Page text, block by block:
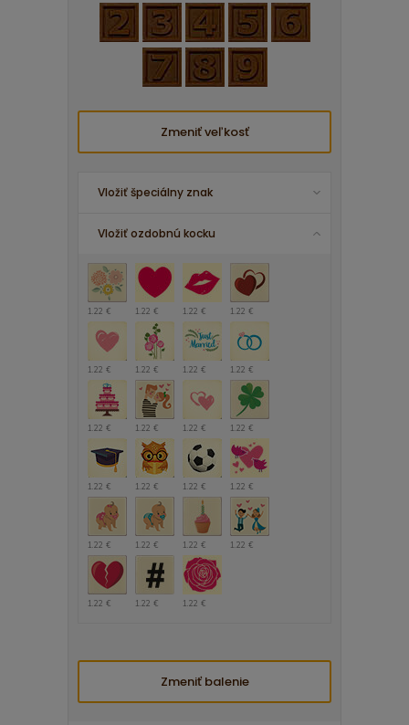
Zmeniť veľkosť
Vložiť špeciálny znak
Vložiť ozdobnú kocku
1.22 € 1.22 € 1.22 € 1.22 €
1.22 € 1.22 € 1.22 € 1.22 €
1.22 € 1.22 € 1.22 € 1.22 €
1.22 € 1.22 € 1.22 € 1.22 €
1.22 € 1.22 € 1.22 € 1.22 €
1.22 € 1.22 € 1.22 €
Zmeniť balenie